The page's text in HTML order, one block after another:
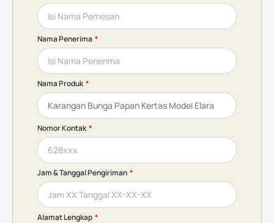
Nama Penerima
Nama Produk
Nomor Kontak
Jam & Tanggal Pengiriman
Alamat Lengkap